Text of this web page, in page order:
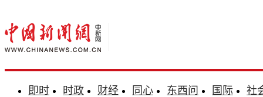
即时 时政 财经 同心 东西问 国际
社